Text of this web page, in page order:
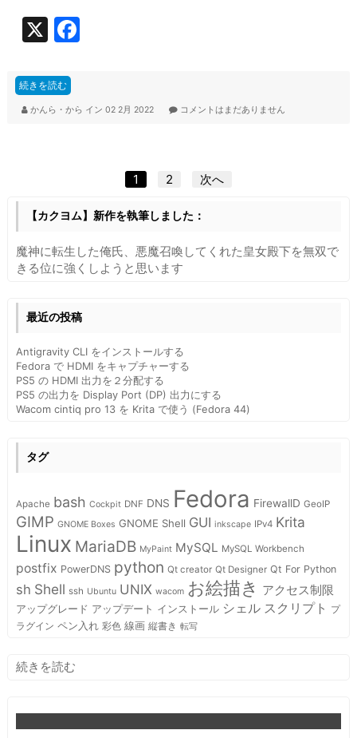
X F
e
k
続きを読む
かんら・から イン 02 2月 2022 コメントはまだありません
稿
ペ
り
1 2 次へ
【カクヨム】新作を執筆しました：
魔神に転生した俺氏、悪魔召喚してくれた皇女殿下を無双で
きる位に強くしようと思います
最近の投稿
Antigravity CLI をインストールする
Fedora で HDMI をキャプチャーする
PS5 の HDMI 出力を２分配する
PS5 の出力を Display Port (DP) 出力にする
Wacom cintiq pro 13 を Krita で使う (Fedora 44)
タグ
Apache bash Cockpit DNF DNS Fedora FirewallD GeoIP
GIMP GNOME Boxes GNOME Shell GUI inkscape IPv4 Krita
Linux MariaDB MyPaint MySQL MySQL Workbench
postfix PowerDNS python Qt creator Qt Designer Qt For Python
sh Shell ssh Ubuntu UNIX wacom お絵描き アクセス制限
アップグレード アップデート インストール シェル スクリプト
プ
ラグイン ペン入れ 彩色 線画 縦書き 転写
続きを読む:
ロ
グ